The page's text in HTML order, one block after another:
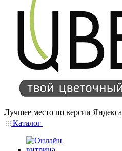
Лучшее место по версии Яндекса
Каталог